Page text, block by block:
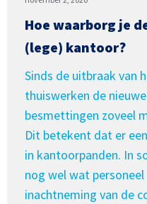
Hoe waarborg je
(lege) kantoor?
Sinds de uitbraak van
thuiswerken de
besmettingen zoveel
Dit betekent dat er
in kantoorpanden. In
nog wel wat
inachtneming van de